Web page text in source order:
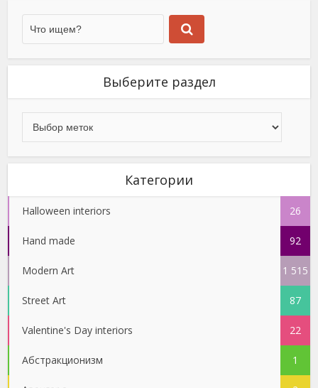
Выберите раздел
Категории
Halloween interiors 26
Hand made 92
Modern Art 1 515
Street Art 87
Valentine's Day interiors 22
Абстракционизм 1